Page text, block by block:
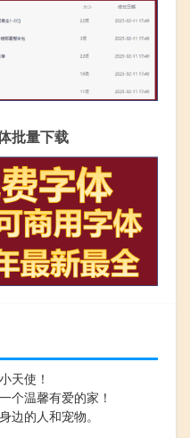
批量下载
天使！
个温馨有爱的家！
边的人和宠物。